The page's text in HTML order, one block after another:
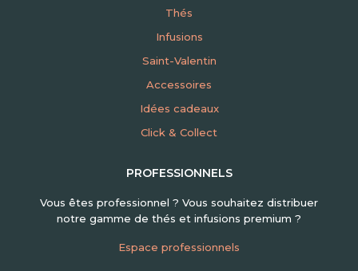
Thés
Infusions
Saint-Valentin
Accessoires
Idées cadeaux
Click & Collect
PROFESSIONNELS
Vous êtes professionnel ? Vous souhaitez distribuer
notre gamme de thés et infusions premium ?
Espace professionnels